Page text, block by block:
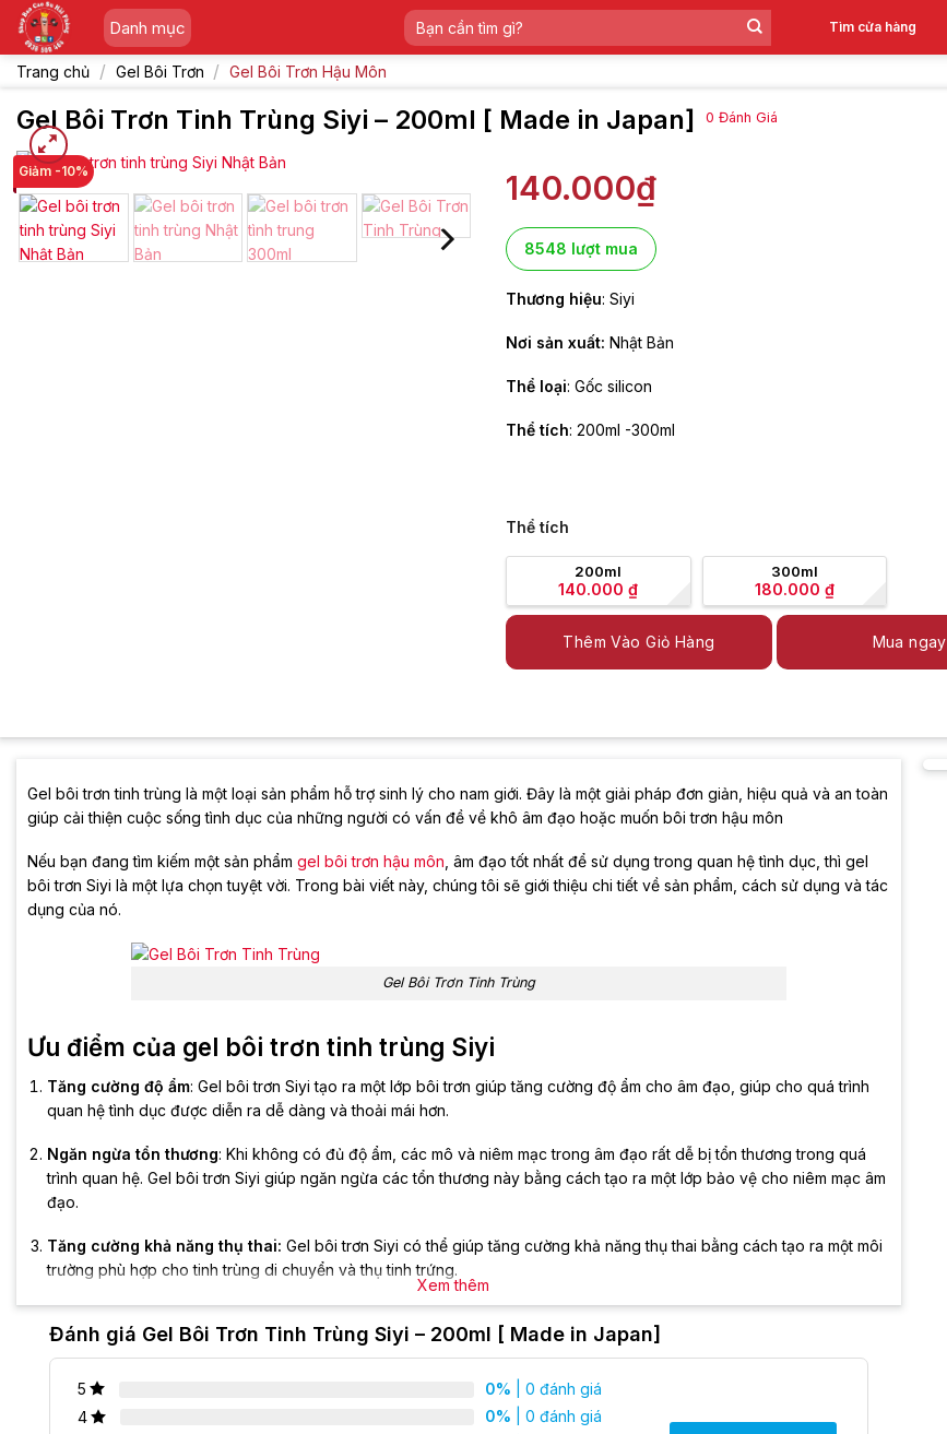
Skip
content
Danh mục
Tìm
kiếm:
Tìm cửa hàng
Trang chủ / Gel Bôi Trơn / Gel Bôi Trơn Hậu Môn
Gel Bôi Trơn Tinh Trùng Siyi – 200ml [ Made in Japan] 0 Đánh Giá
-10% 140.000₫
8548 lượt mua
Thương hiệu: Siyi
Nơi sản xuất: Nhật Bản
Thể loại: Gốc silicon
Thể tích: 200ml -300ml
Thể tích
200ml
140.000₫
300ml
180.000 ₫
Thêm Vào Giỏ Hàng Mua ngay
Gel bôi trơn tinh trùng là một loại sản phẩm hỗ trợ sinh lý cho nam giới. Đây là một giải pháp đơn giản, hiệu quả và an toàn
giúp cải thiện cuộc sống tình dục của những người có vấn đề về khô âm đạo hoặc muốn bôi trơn hậu môn
Nếu bạn đang tìm kiếm một sản phẩm gel bôi trơn hậu môn , âm đạo tốt nhất để sử dụng trong quan hệ tình dục, thì gel
bôi trơn Siyi là một lựa chọn tuyệt vời. Trong bài viết này, chúng tôi sẽ giới thiệu chi tiết về sản phẩm, cách sử dụng và tác
dụng của nó.
Gel Bôi Trơn Tinh Trùng
Ưu điểm của gel bôi trơn tinh trùng Siyi
Tăng cường độ ẩm: Gel bôi trơn Siyi tạo ra một lớp bôi trơn giúp tăng cường độ ẩm cho âm đạo, giúp cho quá trình
quan hệ tình dục được diễn ra dễ dàng và thoải mái hơn.
Ngăn ngừa tổn thương: Khi không có đủ độ ẩm, các mô và niêm mạc trong âm đạo rất dễ bị tổn thương trong quá
trình quan hệ. Gel bôi trơn Siyi giúp ngăn ngừa các tổn thương này bằng cách tạo ra một lớp bảo vệ cho niêm mạc âm
đạo.
Tăng cường khả năng thụ thai: Gel bôi trơn Siyi có thể giúp tăng cường khả năng thụ thai bằng cách tạo ra một môi
trường phù hợp cho tinh trùng di chuyển và thụ tinh trứng.
Giảm căng thẳng: Quan hệ tình dục khi không được thoải mái có thể gây ra căng thẳng, ảnh hưởng đến hưng phấn
trong quan hệ. Gel bôi trơn Siyi giúp giảm căng thẳng và giúp bạn thư giãn trong quan hệ.
An toàn cho người sử dụng
: Gel bôi trơn Siyi là một sản phẩm an toàn và không gây kích ứng cho cơ thể. Nó không
chứa các thành phần có hại hoặc gây dị ứng như các sản phẩm bôi trơn khác.
Xem thêm
Đánh giá Gel Bôi Trơn Tinh Trùng Siyi – 200ml [ Made in Japan]
5 0% | 0 đánh giá
4
0% | 0 đánh giá